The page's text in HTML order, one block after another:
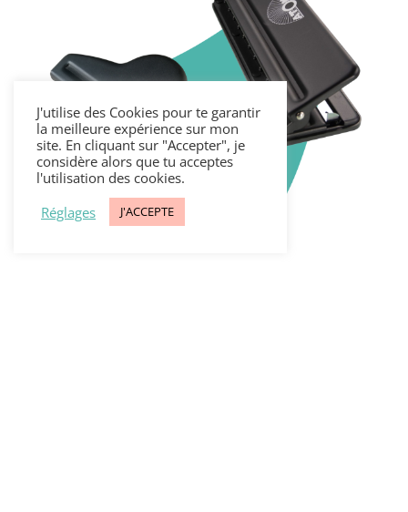
J'utilise des Cookies pour te garantir
la meilleure expérience sur mon
site. En cliquant sur "Accepter", je
considère alors que tu acceptes
l'utilisation des cookies.
Réglages
J'ACCEPTE